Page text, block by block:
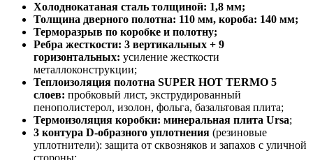
Холоднокатаная сталь толщиной: 1,8 мм;
Толщина дверного полотна: 110 мм, короба: 140 мм;
Терморазрыв по коробке и полотну;
Ребра жесткости: 3 вертикальных + 9
горизонтальных: усиление жесткости
металлоконструкции;
Теплоизоляция полотна SUPER НОТ ТЕRМО 5
слоев: пробковый лист, экструдированный
пенополистерол, изолон, фольга, базальтовая плита;
Термоизоляция коробки: минеральная плита Ursa;
3 контура D-образного уплотнения (резиновые
уплотнители): защита от сквозняков и запахов с уличной